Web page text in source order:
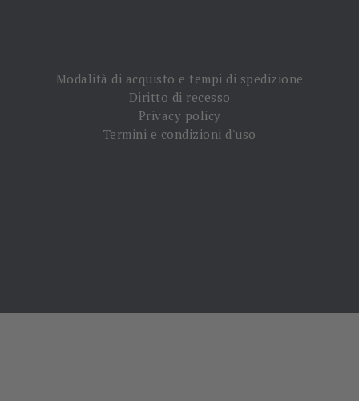
Modalità di acquisto e tempi di spedizione
Diritto di recesso
Privacy policy
Termini e condizioni d'uso